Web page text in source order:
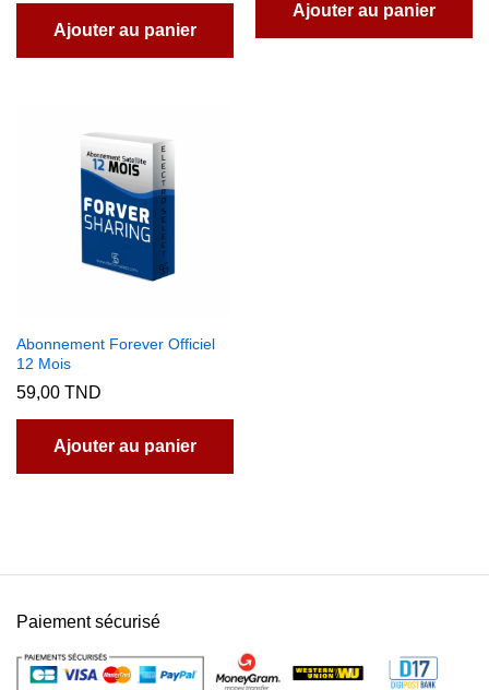
Ajouter au panier
Ajouter au panier
Abonnement Forever Officiel
12 Mois
59,00 TND
Ajouter au panier
Paiement sécurisé